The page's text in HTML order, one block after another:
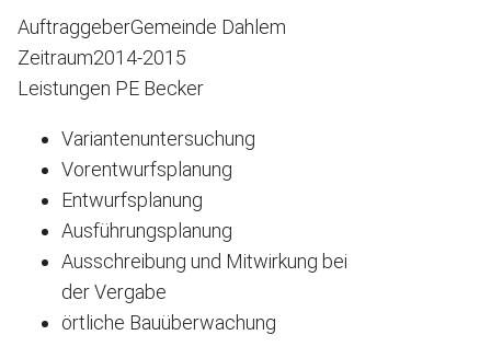
AuftraggeberGemeinde Dahlem
Zeitraum2014-2015
Leistungen PE Becker
Variantenuntersuchung
Vorentwurfsplanung
Entwurfsplanung
Ausführungsplanung
Ausschreibung und Mitwirkung bei
der Vergabe
örtliche Bauüberwachung